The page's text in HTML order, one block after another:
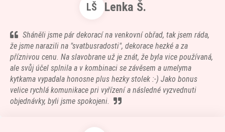
LŠ Lenka Š.
Sháněli jsme pár dekorací na venkovní obřad, tak jsem ráda,
že jsme narazili na "svatbusradosti", dekorace hezké a za
příznivou cenu. Na slavobrane už je znát, že byla vice používaná,
ale svůj účel splnila a v kombinaci se závěsem a umelyma
kytkama vypadala honosne plus hezky stolek :-) Jako bonus
velice rychlá komunikace pri vyřízení a následné vyzvednuti
objednávky, byli jsme spokojeni.